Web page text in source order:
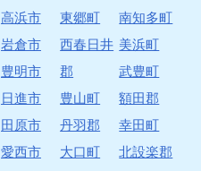
高浜市
岩倉市
豊明市
日進市
田原市
愛西市
東郷町
西春日井
郡
豊山町
丹羽郡
大口町
南知多町
美浜町
武豊町
額田郡
幸田町
北設楽郡